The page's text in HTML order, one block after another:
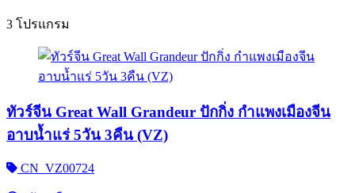
3 โปรแกรม
ทัวร์จีน Great Wall Grandeur ปักกิ่ง กำแพงเมืองจีน
อาบน้ำแร่ 5วัน 3คืน (VZ)
CN_VZ00724